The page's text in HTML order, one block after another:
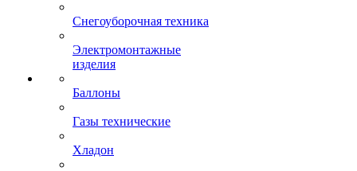
Снегоуборочная техника
Электромонтажные
изделия
Баллоны
Газы технические
Хладон